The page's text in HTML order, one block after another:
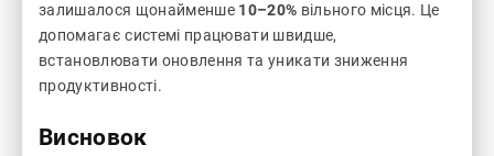
залишалося щонайменше 10–20% вільного місця. Це
допомагає системі працювати швидше,
встановлювати оновлення та уникати зниження
продуктивності.
Висновок